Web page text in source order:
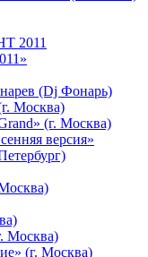
2011
(Dj Фонарь)
Москва)
(г. Москва)
версия»
Москва)
(г. Москва)